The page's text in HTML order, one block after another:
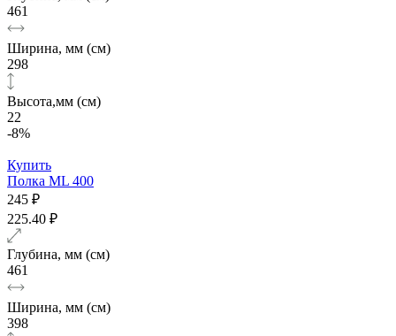
461
Ширина, мм (см)
298
Высота,мм (см)
22
-8%
Купить
Полка ML 400
245 ₽
225.40 ₽
Глубина, мм (см)
461
Ширина, мм (см)
398